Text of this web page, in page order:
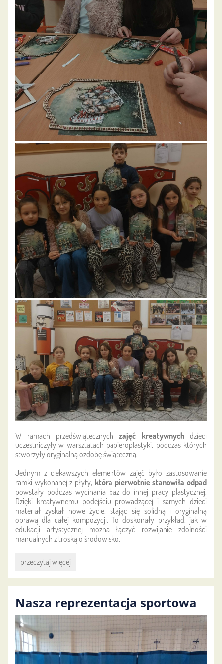
W ramach przedświątecznychzajęć kreatywnychdzieci
uczestniczyły w warsztatach papieroplastyki, podczas których
stworzyły oryginalną ozdobę świąteczną.
Jednym z ciekawszych elementów zajęć było zastosowanie
ramki wykonanej z płyty, która pierwotnie stanowiła odpad
powstały podczas wycinania baz do innej pracy plastycznej.
Dzięki kreatywnemu podejściu prowadzącej i samych dzieci
materiał zyskał nowe życie, stając się solidną i oryginalną
oprawą dla całej kompozycji. To doskonały przykład, jak w
edukacji artystycznej można łączyć rozwijanie zdolności
manualnych z troską o środowisko.
Drugie
ramki:
przeczytaj więcej
Nasza reprezentacja sportowa